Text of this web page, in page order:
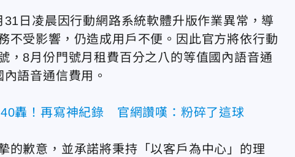
日凌晨因行動網路系統軟體升版作業異常，導
不受影響，仍造成用戶不便。因此官方將依行動
，8月份門號月租費百分之八的等值國內語音通
語音通信費用。
轟！再寫神紀錄 官網讚嘆：粉碎了這球
的歉意，並承諾將秉持「以客戶為中心」的理